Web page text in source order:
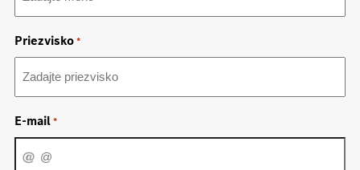
Priezvisko*
E-mail*